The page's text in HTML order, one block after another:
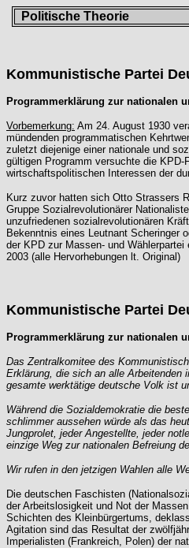
Politische Theorie
Kommunistische Partei
Programmerklärung zur nationalen
Vorbemerkung: Am 24. August 1930
mündenden programmatischen
zuletzt diejenige einer nationale und
gültigen Programm versuchte die
wirtschaftspolitischen Interessen der
Kurz zuvor hatten sich Otto Strassers
Gruppe Sozialrevolutionärer
unzufriedenen sozialrevolutionären
Bekenntnis eines Leutnant Scheringer
der KPD zur Massen- und
2003 (alle Hervorhebungen lt. Original)
Kommunistische Partei
Programmerklärung zur nationalen
Das Zentralkomitee des
Erklärung, die sich an alle Arbeitenden
gesamte werktätige deutsche Volk ist
Während die Sozialdemokratie die
schlimmer aussehen würde als das
Jungprolet, jeder Angestellte, jeder
einzige Weg zur nationalen Befreiung
Wir rufen in den jetzigen Wahlen alle
Die deutschen Faschisten
der Arbeitslosigkeit und Not der
Schichten des Kleinbürgertums,
Agitation sind das Resultat der
Imperialisten (Frankreich, Polen) der